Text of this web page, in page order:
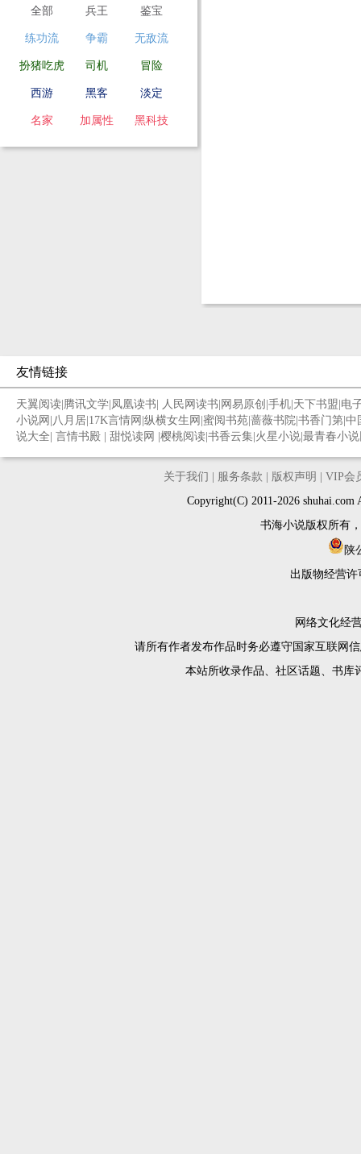
全部 兵王 鉴宝
练功流 争霸 无敌流
扮猪吃虎 司机 冒险
西游 黑客 淡定
名家 加属性 黑科技
友情链接
天翼阅读 腾讯文学 凤凰读书 人民网读书 网易原创 手机 天下书盟 电
小说网 八月居 17K言情网 纵横女生网 蜜阅书苑 蔷薇书院 书香门第 中
说大全 言情书殿 甜悦读网 樱桃阅读 书香云集 火星小说 最青春小
关于我们 服务条款 版权声明
VIP会
Copyright(C) 2011-2026
书海小说版权所有
陕
出版物经营许
网络文化经
请所有作者发布作品时务必遵守国家互联网
本站所收录作品、社区话题、书库